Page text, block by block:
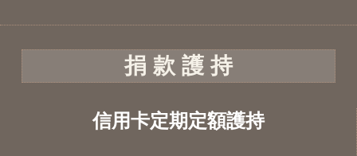
捐 款 護 持
信用卡定期定額護持